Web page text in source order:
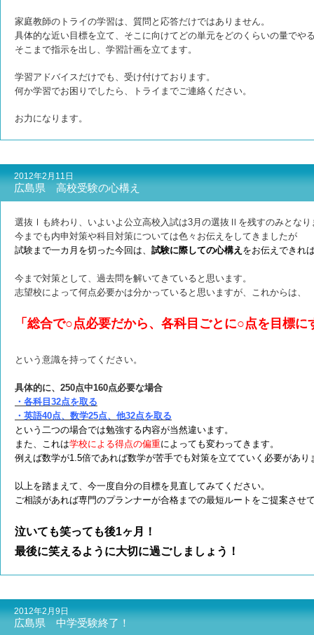
家庭教師のトライの学習は、質問と応答だけではありません。
具体的な近い目標を立て、そこに向けてどの単元をどのくらいの量でや
そこまで指示を出し、 学習計画を立てます。
学習アドバイスだけでも、受け付けております。
何か学習でお困りでしたら、トライまでご連絡ください。
お力になります。
2012年2月11日
広島県 高校受験の心構え
選抜Ⅰも終わり、いよいよ公立高校入試は3月の選抜Ⅱを残すのみとなり
今までも内申対策や科目対策については色々お伝えをしてきましたが
試験まで一カ月を切った今回は、 試験に際しての心構え をお伝えできれ
今まで対策として、過去問を解いてきていると思います。
志望校によって何点必要かは分かっていると思いますが、 これからは、
「総合で○点必要だから、各科目ごとに○点を目標に
という意識を持ってください。
具体的に、250点中160点必要な場合
・各科目32点を取る
・英語40点、数学25点、他32点を取る
という二つの場合では勉強する内容が当然違います。
また、これは学校による得点の偏重によっても変わってきます。
例えば数学が1.5倍であれば数学が苦手でも対策を立てていく必要があり
以上を踏まえて、今一度自分の目標を見直してみてください。
ご相談があれば専門のプランナーが合格までの最短ルートをご提案させ
泣いても笑っても後1ヶ月！
最後に笑えるように大切に過ごしましょう！
2012年2月9日
広島県 中学受験終了！